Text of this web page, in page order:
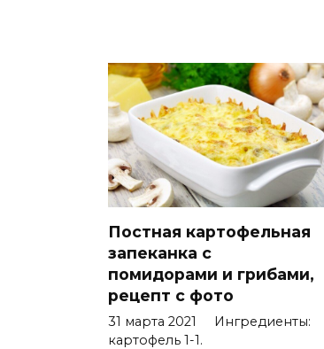
Постная картофельная
запеканка с
помидорами и грибами,
рецепт с фото
31 марта 2021 Ингредиенты:
картофель 1-1.